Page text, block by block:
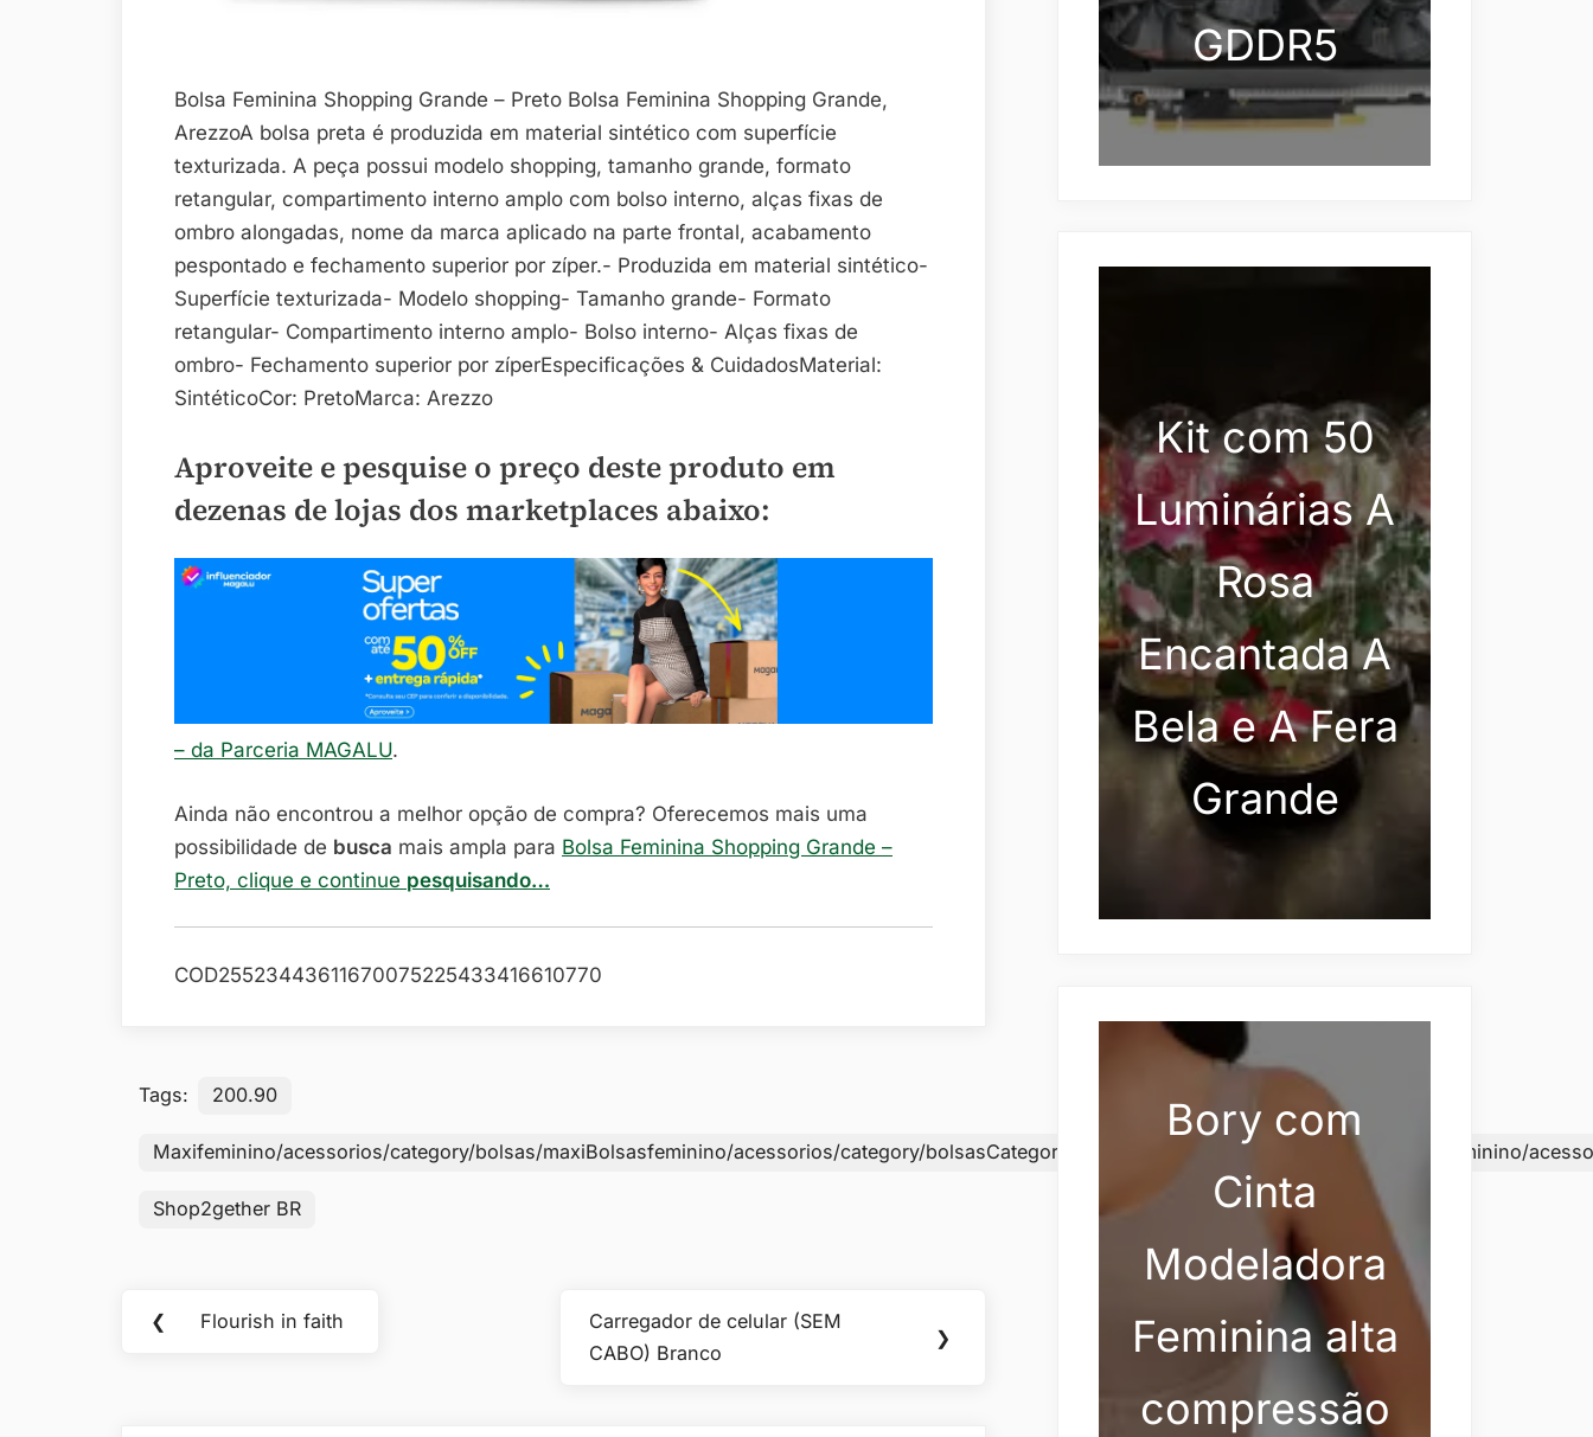
Bolsa Feminina Shopping Grande – Preto Bolsa Feminina Shopping Grande,
ArezzoA bolsa preta é produzida em material sintético com superfície
texturizada. A peça possui modelo shopping, tamanho grande, formato
retangular, compartimento interno amplo com bolso interno, alças fixas de
ombro alongadas, nome da marca aplicado na parte frontal, acabamento
pespontado e fechamento superior por zíper.- Produzida em material sintético-
Superfície texturizada- Modelo shopping- Tamanho grande- Formato
retangular- Compartimento interno amplo- Bolso interno- Alças fixas de
ombro- Fechamento superior por zíperEspecificações & CuidadosMaterial:
SintéticoCor: PretoMarca: Arezzo
Aproveite e pesquise o preço deste produto em
dezenas de lojas dos marketplaces abaixo:
– da Parceria MAGALU.
Ainda não encontrou a melhor opção de compra? Oferecemos mais uma
possibilidade de busca mais ampla para Bolsa Feminina Shopping Grande –
Preto, clique e continue pesquisando…
COD25523443611670075225433416610770
Tags: 200.90
Maxifeminino/acessorios/category/bolsas/maxiBolsasfeminino/acessorios/category/bolsasCategoryfeminino/acessorios/categoryAcessóriosfeminino/
Shop2gether BR
Navegação
❮
Previous
Flourish in faith
Next
Post:
Carregador de celular (SEM
CABO) Branco
❯
GDDR5
Kit com 50
Luminárias A
Rosa
Encantada A
Bela e A Fera
Grande
Bory com
Cinta
Modeladora
Feminina alta
compressão